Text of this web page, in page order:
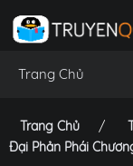
Trang Chủ
Trang Chủ
Đại Phản Phái